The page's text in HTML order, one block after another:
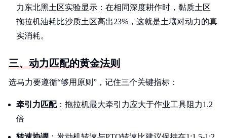
力东北黑土区实验显示：在相同深度耕作时，黏质土区
拖拉机油耗比沙质土区高出23%，这就是土壤对动力的真
实消耗。
三、动力匹配的黄金法则
选马力要遵循“够用原则”，记住三个关键指标：
牵引力匹配：拖拉机最大牵引力应大于作业工具阻力1.2
倍